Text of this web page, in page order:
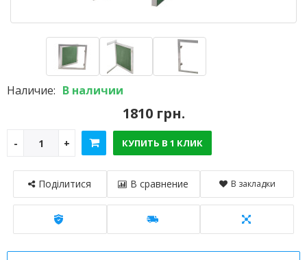
Наличие: В наличии
1810 грн.
КУПИТЬ В 1 КЛИК
Поділитися В сравнение В закладки